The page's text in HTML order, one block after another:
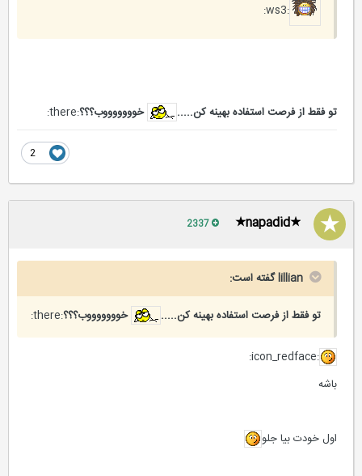
:ws3:
تو فقط از فرصت استفاده بهینه کن..... خوووووووب؟؟؟:there:
lillian گفته است:
تو فقط از فرصت استفاده بهینه کن..... خوووووووب؟؟؟:there:
:icon_redface:
باشه
اول خودت بیا جلو